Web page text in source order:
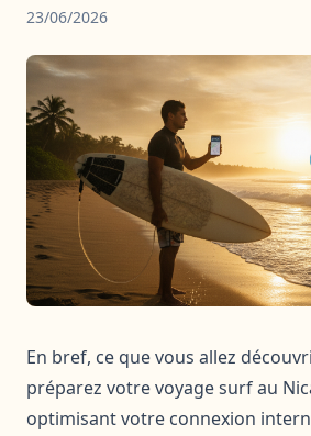
23/06/2026
En bref, ce que vous allez
préparez votre voyage surf au
optimisant votre connexion